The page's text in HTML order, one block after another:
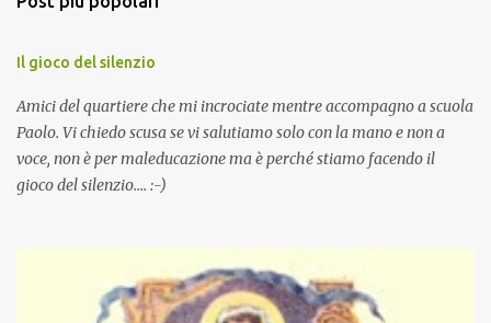
Il gioco del silenzio
Amici del quartiere che mi incrociate mentre accompagno a scuola
Paolo. Vi chiedo scusa se vi salutiamo solo con la mano e non a
voce, non è per maleducazione ma è perché stiamo facendo il
gioco del silenzio.... :-)